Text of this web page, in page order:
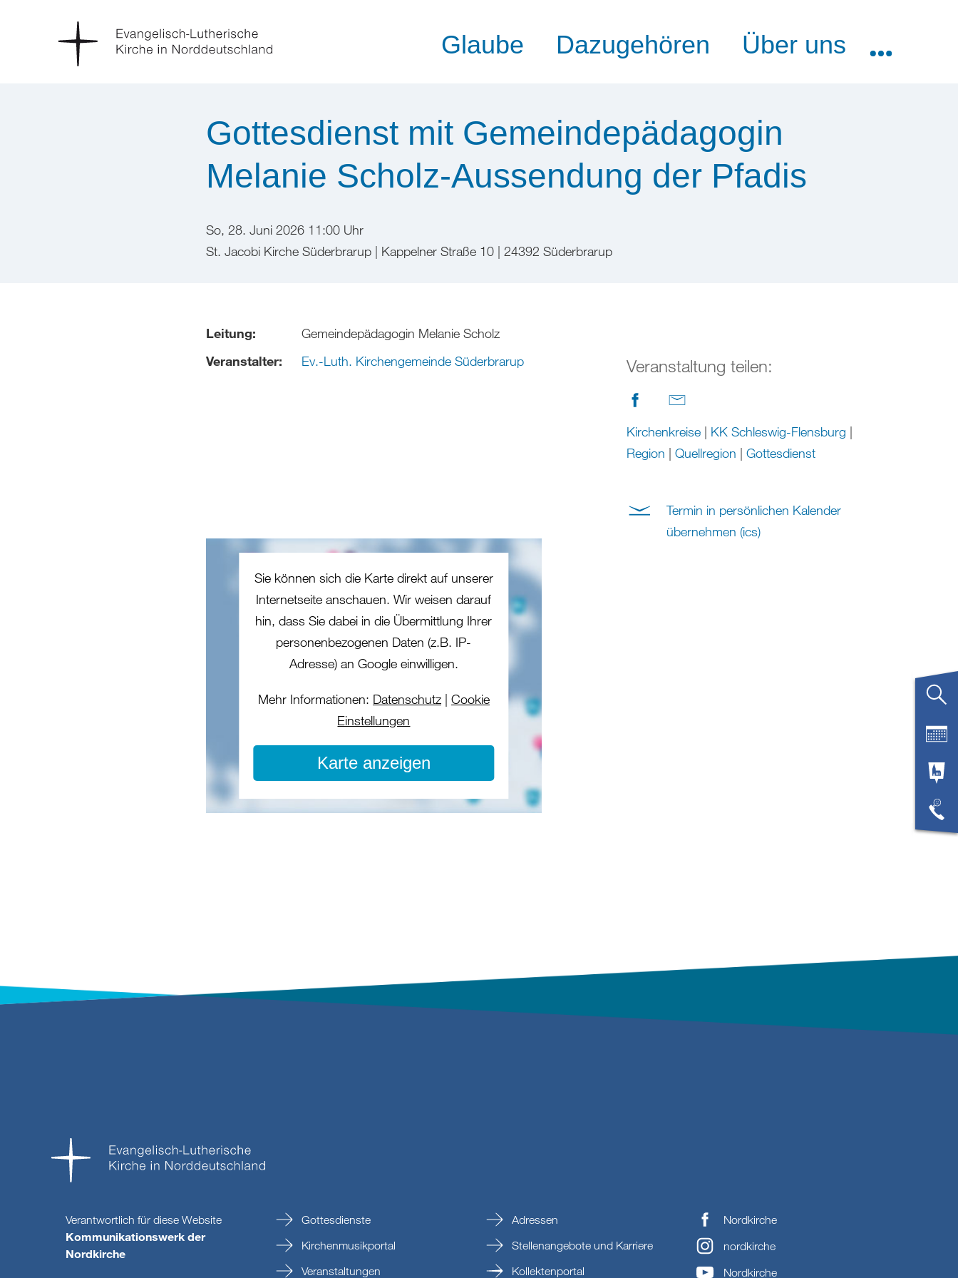
Glaube Dazugehören Über uns
Gottesdienst mit Gemeindepädagogin
Melanie Scholz-Aussendung der Pfadis
So, 28. Juni 2026 11:00 Uhr
St. Jacobi Kirche Süderbrarup | Kappelner Straße 10 | 24392 Süderbrarup
Leitung:
Gemeindepädagogin Melanie Scholz
Veranstalter:
Ev.-Luth. Kirchengemeinde Süderbrarup
Sie können sich die Karte direkt auf unserer
Internetseite anschauen. Wir weisen darauf
hin, dass Sie dabei in die Übermittlung Ihrer
personenbezogenen Daten (z.B. IP-
Adresse) an Google einwilligen.
Mehr Informationen: Datenschutz| Cookie
Einstellungen
Karte anzeigen
Veranstaltung teilen:
Kirchenkreise| KK Schleswig-Flensburg |
Region | Quellregion | Gottesdienst
Termin in persönlichen Kalender
übernehmen (ics)
Verantwortlich für diese Website
Kommunikationswerk der
Nordkirche
Gottesdienste
Kirchenmusikportal
Veranstaltungen
Adressen
Stellenangebote und Karriere
Kollektenportal
Nordkirche
nordkirche
Nordkirche